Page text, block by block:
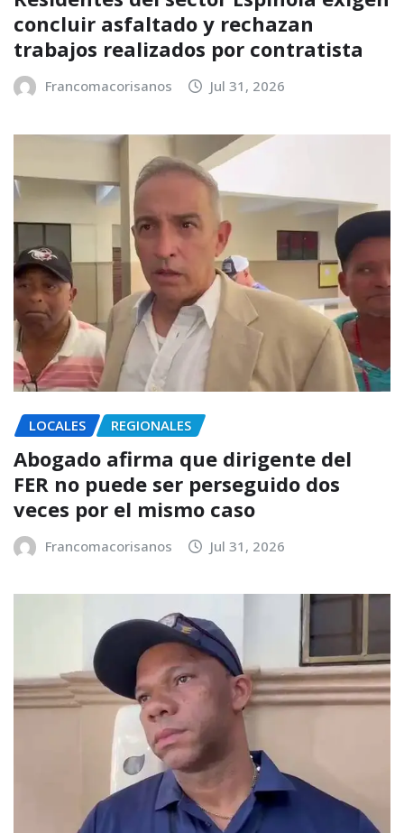
concluir asfaltado y rechazan
trabajos realizados por contratista
Francomacorisanos Jul 31, 2026
LOCALES REGIONALES
Abogado afirma que dirigente del
FER no puede ser perseguido dos
veces por el mismo caso
Francomacorisanos Jul 31, 2026